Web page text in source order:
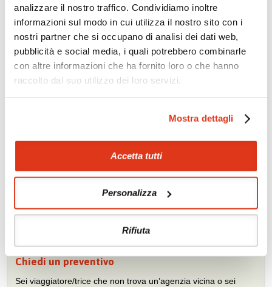
analizzare il nostro traffico. Condividiamo inoltre
informazioni sul modo in cui utilizza il nostro sito con i
nostri partner che si occupano di analisi dei dati web,
pubblicità e social media, i quali potrebbero combinarle
con altre informazioni che ha fornito loro o che hanno
raccolto dal suo utilizzo dei loro servizi.
Mostra dettagli
Accetta tutti
Personalizza
Rifiuta
Offerte
Quotazioni di alcune proposte di viaggio, modificabili su
Scopri i prezzi »
Condividi con gli altri viaggiatori le tue esperienze e scambia
consigli e suggerimenti sulle tue località preferite.
Chiedi un preventivo
Sei viaggiatore/trice che non trova un’agenzia vicina o sei